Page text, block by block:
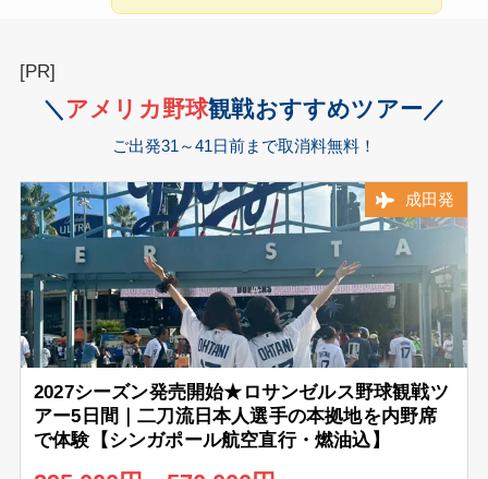
[PR]
＼ アメリカ野球観戦おすすめツアー／
ご出発31～41日前まで取消料無料！
成田発
2027シーズン発売開始★ロサンゼルス野球観戦ツ
アー5日間｜二刀流日本人選手の本拠地を内野席
で体験【シンガポール航空直行・燃油込】